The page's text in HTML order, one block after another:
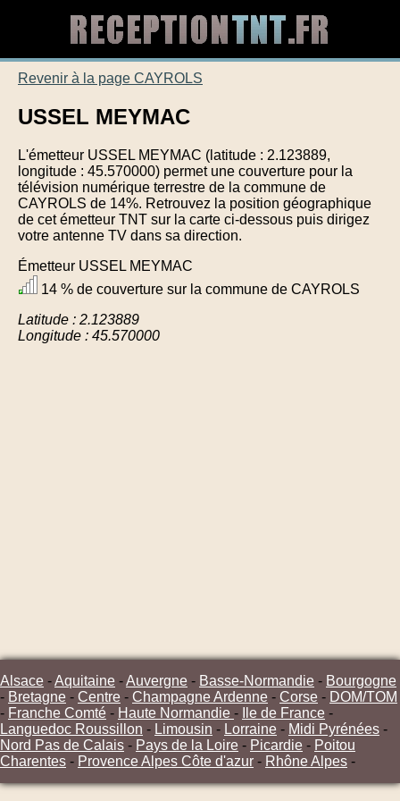
Revenir à la page CAYROLS
USSEL MEYMAC
L'émetteur USSEL MEYMAC (latitude : 2.123889,
longitude : 45.570000) permet une couverture pour la
télévision numérique terrestre de la commune de
CAYROLS de 14%. Retrouvez la position géographique
de cet émetteur TNT sur la carte ci-dessous puis dirigez
votre antenne TV dans sa direction.
Émetteur USSEL MEYMAC
14 % de couverture sur la commune de CAYROLS
Latitude : 2.123889
Longitude : 45.570000
Alsace -Aquitaine -Auvergne - Basse-Normandie - Bourgogne
- Bretagne - Centre - Champagne Ardenne - Corse - DOM/TOM
- Franche Comté - Haute Normandie - Ile de France -
Languedoc Roussillon - Limousin - Lorraine - Midi Pyrénées -
Nord Pas de Calais - Pays de la Loire - Picardie - Poitou
Charentes - Provence Alpes Côte d'azur - Rhône Alpes -